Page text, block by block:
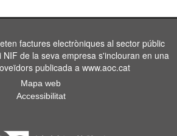
factures electròniques al sector públic
de la seva empresa s'inclouran en una
publicada a www.aoc.cat
Mapa web
Accessibilitat